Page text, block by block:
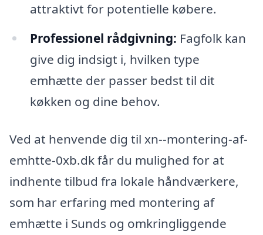
attraktivt for potentielle købere.
Professionel rådgivning: Fagfolk kan
give dig indsigt i, hvilken type
emhætte der passer bedst til dit
køkken og dine behov.
Ved at henvende dig til xn--montering-af-
emhtte-0xb.dk får du mulighed for at
indhente tilbud fra lokale håndværkere,
som har erfaring med montering af
emhætte i Sunds og omkringliggende